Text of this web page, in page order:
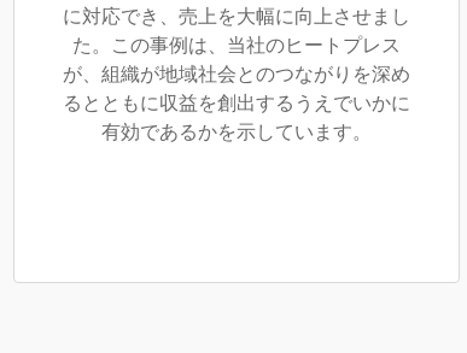
に対応でき、売上を大幅に向上させまし
た。この事例は、当社のヒートプレス
が、組織が地域社会とのつながりを深め
るとともに収益を創出するうえでいかに
有効であるかを示しています。